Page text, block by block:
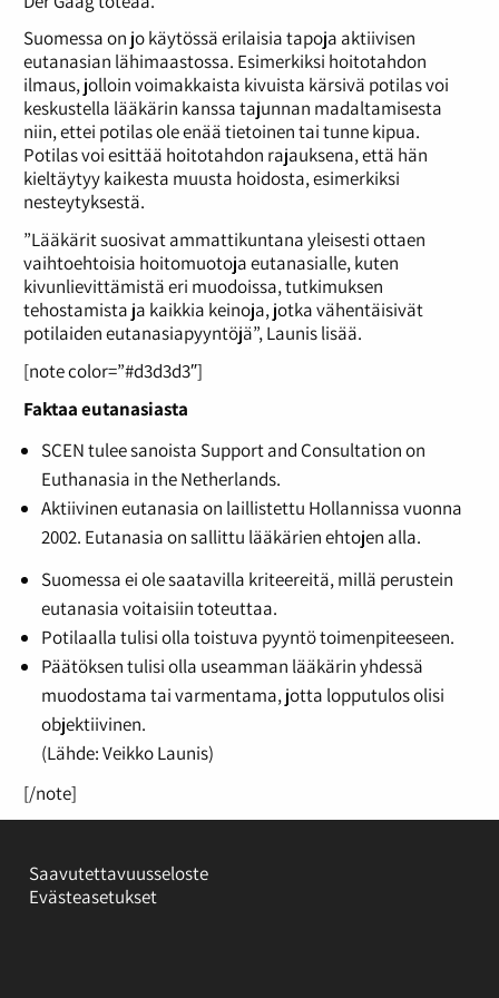
Suomessa on jo käytössä erilaisia tapoja aktiivisen
eutanasian lähimaastossa. Esimerkiksi hoitotahdon
ilmaus, jolloin voimakkaista kivuista kärsivä potilas voi
keskustella lääkärin kanssa tajunnan madaltamisesta
niin, ettei potilas ole enää tietoinen tai tunne kipua.
Potilas voi esittää hoitotahdon rajauksena, että hän
kieltäytyy kaikesta muusta hoidosta, esimerkiksi
nesteytyksestä.
”Lääkärit suosivat ammattikuntana yleisesti ottaen
vaihtoehtoisia hoitomuotoja eutanasialle, kuten
kivunlievittämistä eri muodoissa, tutkimuksen
tehostamista ja kaikkia keinoja, jotka vähentäisivät
potilaiden eutanasiapyyntöjä”, Launis lisää.
[note color=”#d3d3d3″]
Faktaa eutanasiasta
SCEN tulee sanoista Support and Consultation on
Euthanasia in the Netherlands.
Aktiivinen eutanasia on laillistettu Hollannissa vuonna
2002. Eutanasia on sallittu lääkärien ehtojen alla.
Suomessa ei ole saatavilla kriteereitä, millä perustein
eutanasia voitaisiin toteuttaa.
Potilaalla tulisi olla toistuva pyyntö toimenpiteeseen.
Päätöksen tulisi olla useamman lääkärin yhdessä
muodostama tai varmentama, jotta lopputulos olisi
objektiivinen.
(Lähde: Veikko Launis)
[/note]
Saavutettavuusseloste
Evästeasetukset